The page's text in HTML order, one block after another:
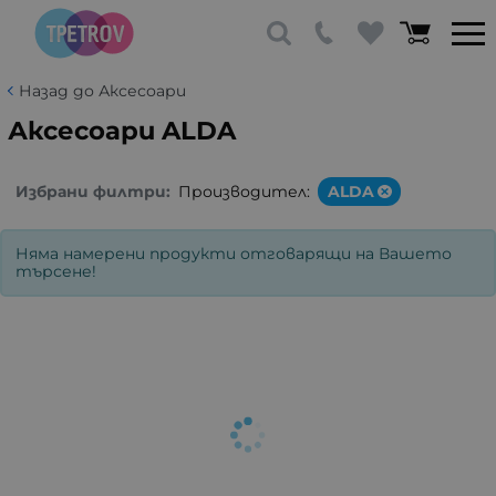
Назад до Аксесоари
Аксесоари ALDA
Избрани филтри: Производител: ALDA
Няма намерени продукти отговарящи на Вашето
търсене!